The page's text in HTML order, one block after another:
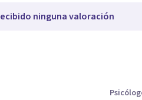
ninguna valoración